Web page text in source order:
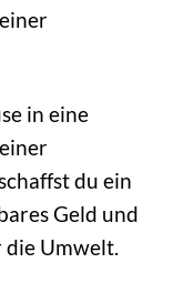
in eine
du ein
Geld und
Umwelt.